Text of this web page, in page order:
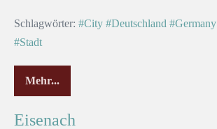
Schlagwörter: #City #Deutschland #Germany
#Stadt
Mehr...
Eisenach